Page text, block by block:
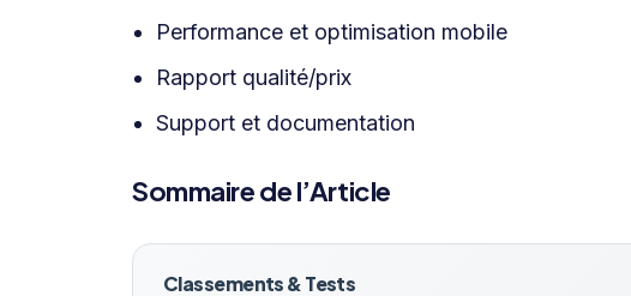
Performance et optimisation mobile
Rapport qualité/prix
Support et documentation
Sommaire de l’Article
Classements & Tests